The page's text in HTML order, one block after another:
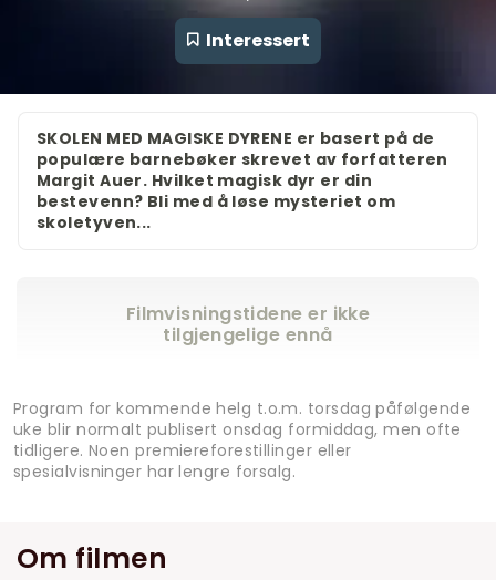
Interessert
SKOLEN MED MAGISKE DYRENE er basert på de
populære barnebøker skrevet av forfatteren
Margit Auer. Hvilket magisk dyr er din
bestevenn? Bli med å løse mysteriet om
skoletyven...
Filmvisningstidene er ikke
tilgjengelige ennå
Program for kommende helg t.o.m. torsdag påfølgende
uke blir normalt publisert onsdag formiddag, men ofte
tidligere. Noen premiereforestillinger eller
spesialvisninger har lengre forsalg.
Om filmen